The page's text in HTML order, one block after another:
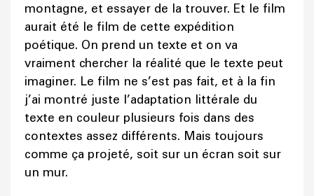
montagne, et essayer de la trouver. Et le film
aurait été le film de cette expédition
poétique. On prend un texte et on va
vraiment chercher la réalité que le texte peut
imaginer. Le film ne s’est pas fait, et à la fin
j’ai montré juste l’adaptation littérale du
texte en couleur plusieurs fois dans des
contextes assez différents. Mais toujours
comme ça projeté, soit sur un écran soit sur
un mur.